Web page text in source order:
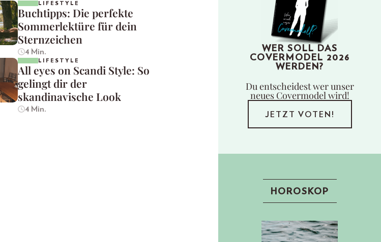
LIFESTYLE
Buchtipps: Die perfekte
Sommerlektüre für dein
Sternzeichen
4 Min.
LIFESTYLE
All eyes on Scandi Style: So
gelingt dir der
skandinavische Look
4 Min.
WER SOLL DAS
COVERMODEL 2026
WERDEN?
Du entscheidest wer unser
neues Covermodel wird!
JETZT VOTEN!
HOROSKOP